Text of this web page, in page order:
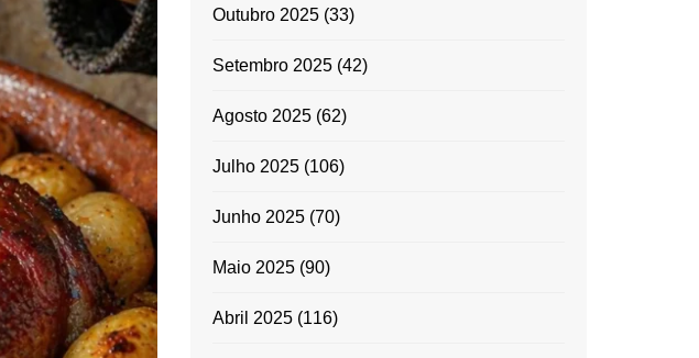
Outubro 2025 (33)
Setembro 2025 (42)
Agosto 2025 (62)
Julho 2025 (106)
Junho 2025 (70)
Maio 2025 (90)
Abril 2025 (116)